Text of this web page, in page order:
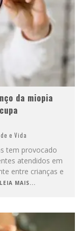
da miopia
e Vida
tem provocado
atendidos em
entre crianças e
LEIA MAIS...